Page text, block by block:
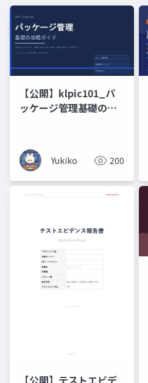
【公開】klpic101_パ
ッケージ管理基礎の攻
Yukiko 200
【公開】テストエビデ